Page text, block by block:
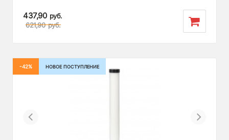
437,90 руб.
621,90 руб.
-42% НОВОЕ ПОСТУПЛЕНИЕ
Previous Next